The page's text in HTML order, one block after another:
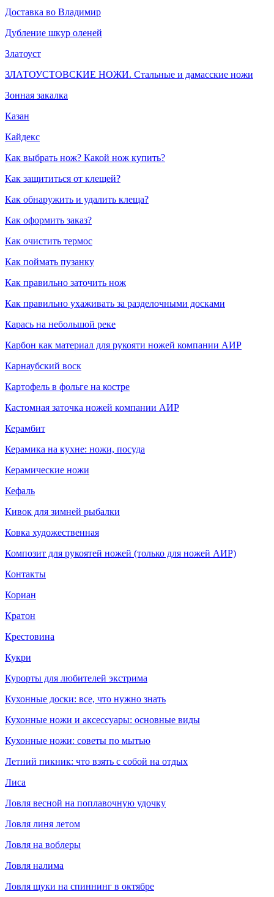
Доставка во Владимир
Дубление шкур оленей
Златоуст
ЗЛАТОУСТОВСКИЕ НОЖИ. Стальные и дамасские ножи
Зонная закалка
Казан
Кайдекс
Как выбрать нож? Какой нож купить?
Как защититься от клещей?
Как обнаружить и удалить клеща?
Как оформить заказ?
Как очистить термос
Как поймать пузанку
Как правильно заточить нож
Как правильно ухаживать за разделочными досками
Карась на небольшой реке
Карбон как материал для рукояти ножей компании АИР
Карнаубский воск
Картофель в фольге на костре
Кастомная заточка ножей компании АИР
Керамбит
Керамика на кухне: ножи, посуда
Керамические ножи
Кефаль
Кивок для зимней рыбалки
Ковка художественная
Композит для рукоятей ножей (только для ножей АИР)
Контакты
Кориан
Кратон
Крестовина
Кукри
Курорты для любителей экстрима
Кухонные доски: все, что нужно знать
Кухонные ножи и аксессуары: основные виды
Кухонные ножи: советы по мытью
Летний пикник: что взять с собой на отдых
Лиса
Ловля весной на поплавочную удочку
Ловля линя летом
Ловля на воблеры
Ловля налима
Ловля щуки на спиннинг в октябре